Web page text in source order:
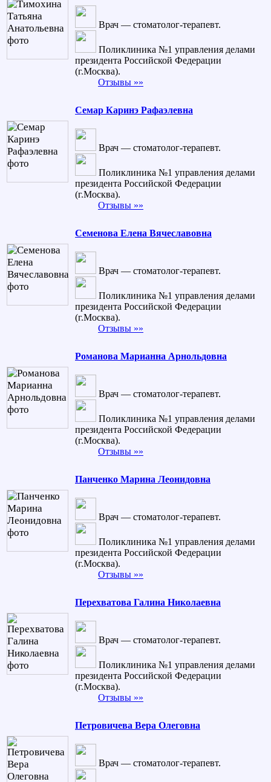
Врач — стоматолог-терапевт.
Поликлиника №1 управления делами
президента Российской Федерации
(г.Москва).
Отзывы »»
Семар Каринэ Рафаэлевна
Врач — стоматолог-терапевт.
Поликлиника №1 управления делами
президента Российской Федерации
(г.Москва).
Отзывы »»
Семенова Елена Вячеславовна
Врач — стоматолог-терапевт.
Поликлиника №1 управления делами
президента Российской Федерации
(г.Москва).
Отзывы »»
Романова Марианна Арнольдовна
Врач — стоматолог-терапевт.
Поликлиника №1 управления делами
президента Российской Федерации
(г.Москва).
Отзывы »»
Панченко Марина Леонидовна
Врач — стоматолог-терапевт.
Поликлиника №1 управления делами
президента Российской Федерации
(г.Москва).
Отзывы »»
Перехватова Галина Николаевна
Врач — стоматолог-терапевт.
Поликлиника №1 управления делами
президента Российской Федерации
(г.Москва).
Отзывы »»
Петровичева Вера Олеговна
Врач — стоматолог-терапевт.